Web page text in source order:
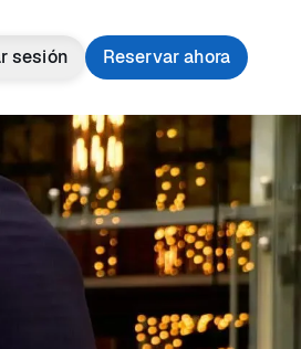
sesión Reservar ahora